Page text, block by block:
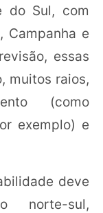
do Sul, com
Campanha e
essas
muitos raios,
(como
exemplo) e
deve
norte-sul,